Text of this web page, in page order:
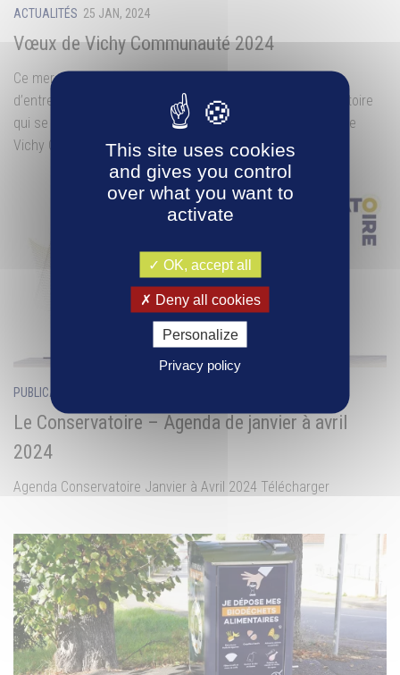
ACTUALITÉS 25 JAN, 2024
Vœux de Vichy Communauté 2024
Ce mercredi 24 janvier à 19h, ce sont plus de 450 chefs
d’entreprise, partenaires institutionnels et acteurs du territoire
qui se sont réunis autour de Frédéric Aguilera, Président de
Vichy Communauté, et des maires...
PUBLICATIONS VICHY COMMUNAUTÉ
Le Conservatoire – Agenda de janvier à avril
2024
Agenda Conservatoire Janvier à Avril 2024 Télécharger
This site uses cookies
and gives you control
over what you want to
activate
OK, accept all
Deny all cookies
Personalize
Privacy policy